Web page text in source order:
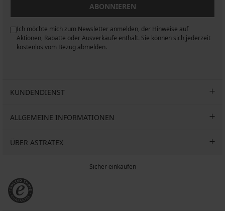
ABONNIEREN
Ich möchte mich zum Newsletter anmelden, der Hinweise auf
Aktionen, Rabatte oder Ausverkäufe enthält. Sie können sich jederzeit
kostenlos vom Bezug abmelden.
KUNDENDIENST
ALLGEMEINE INFORMATIONEN
ÜBER ASTRATEX
Sicher einkaufen